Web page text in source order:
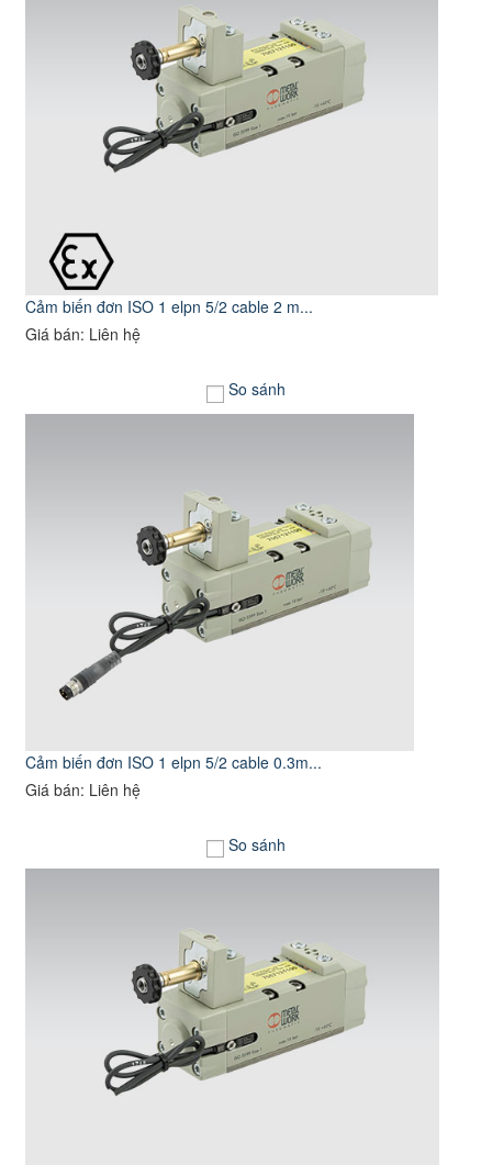
Cảm biến đơn ISO 1 elpn 5/2 cable 2 m...
Giá bán: Liên hệ
So sánh
Cảm biến đơn ISO 1 elpn 5/2 cable 0.3m...
Giá bán: Liên hệ
So sánh